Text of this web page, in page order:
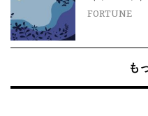
FORTUNE
も